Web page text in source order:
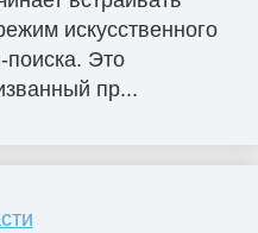
искусственного
поиска. Это
пр...